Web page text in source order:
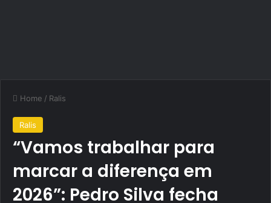
Home / Ralis
Ralis
“Vamos trabalhar para
marcar a diferença em
2026”: Pedro Silva fecha